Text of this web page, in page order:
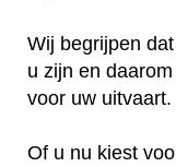
Wij begrijpen
u zijn en
voor uw uitvaart.
Of u nu kiest